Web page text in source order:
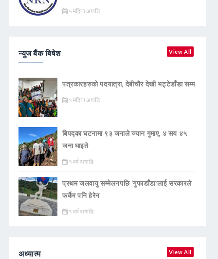
५ महिना अगाडि
न्युज बैंक बिषेश View All
पत्रकारहरुको पदयात्रा, देबीचौर देखी भट्टेडाँडा सम्म
१ महिना अगाडि
बिपद्का घटनामा ९३ जनाले ज्यान गुमाए, ४ सय ४५
जना घाइते
१ वर्ष अगाडि
प्रथम जलवायु सम्मेलनपछि ‘गुफाडाँडा’लाई सरकारले
फर्केर पनि हेरेन
१ वर्ष अगाडि
अध्यात्म View All